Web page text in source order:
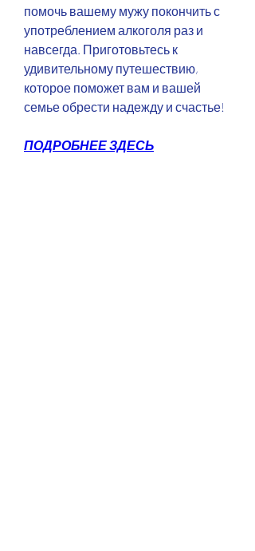
помочь вашему мужу покончить с
употреблением алкоголя раз и
навсегда. Приготовьтесь к
удивительному путешествию,
которое поможет вам и вашей
семье обрести надежду и счастье!
ПОДРОБНЕЕ ЗДЕСЬ